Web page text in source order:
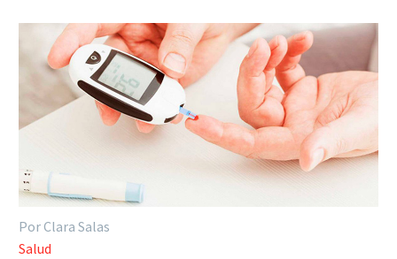
Por Clara Salas
Salud